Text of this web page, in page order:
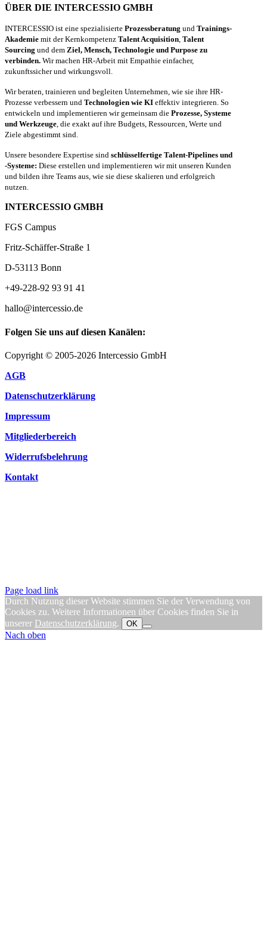
ÜBER DIE INTERCESSIO GMBH
INTERCESSIO ist eine spezialisierte Prozessberatung und Trainings-
Akademie mit der Kernkompetenz Talent Acquisition, Talent
Sourcing und dem Ziel, Mensch, Technologie und Purpose zu
verbinden. Wir machen HR-Arbeit mit Empathie einfacher,
zukunftssicher und wirkungsvoll.
Wir beraten, trainieren und begleiten Unternehmen, wie sie ihre HR-
Prozesse verbessern und Technologien wie KI effektiv integrieren. So
entwickeln und implementieren wir gemeinsam die Prozesse, Systeme
und Werkzeuge, die exakt auf ihre Budgets, Ressourcen, Werte und
Ziele abgestimmt sind.
Unsere besondere Expertise sind schlüsselfertige Talent-Pipelines und
-Systeme: Diese erstellen und implementieren wir mit unseren Kunden
und bilden ihre Teams aus, wie sie diese skalieren und erfolgreich
nutzen.
INTERCESSIO GMBH
FGS Campus
Fritz-Schäffer-Straße 1
D-53113 Bonn
+49-228-92 93 91 41
hallo@intercessio.de
Folgen Sie uns auf diesen Kanälen:
Copyright © 2005-2026 Intercessio GmbH
AGB
Datenschutzerklärung
Impressum
Mitgliederbereich
Widerrufsbelehrung
Kontakt
Page load link
Durch Nutzung dieser Website stimmen Sie der Verwendung von
Cookies zu. Weitere Informationen über Cookies finden Sie in
unserer Datenschutzerklärung. OK
Nach oben